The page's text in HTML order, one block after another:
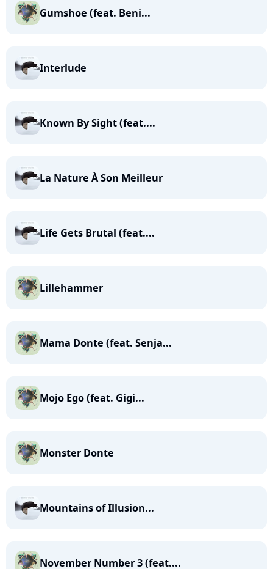
Gumshoe (feat. Beni...
Interlude
Known By Sight (feat....
La Nature À Son Meilleur
Life Gets Brutal (feat....
Lillehammer
Mama Donte (feat. Senja...
Mojo Ego (feat. Gigi...
Monster Donte
Mountains of Illusion...
November Number 3 (feat....